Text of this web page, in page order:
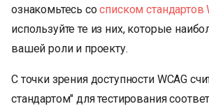
ознакомьтесь сосписком стандартов
используйте те из них, которые
вашей роли и проекту.
С точки зрения доступности WCAG
стандартом" для тестирования